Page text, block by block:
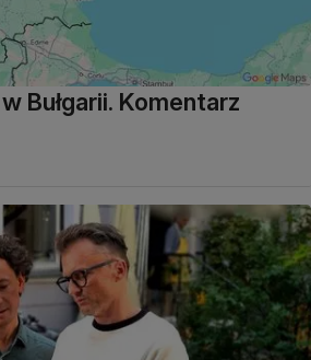
Bułgarii. Komentarz